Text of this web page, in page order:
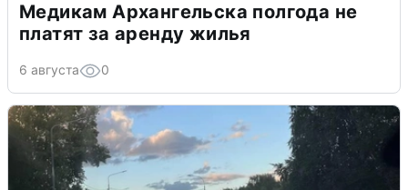
Медикам Архангельска полгода не
платят за аренду жилья
6 августа 0